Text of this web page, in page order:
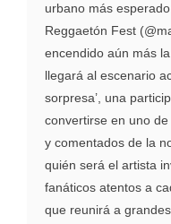
urbano más
Reggaetón Fest
encendido aún más
llegará al escenario
sorpresa’, una
convertirse en uno
y comentados de la
quién será el artista
fanáticos atentos a
que reunirá a